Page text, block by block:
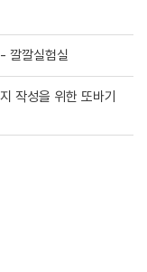
깔깔실험실
작성을 위한 또바기